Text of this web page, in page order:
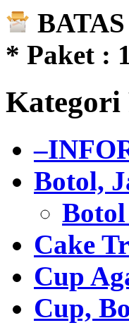
* Paket :
Kategori
Botol,
Cake
Cup
Cup,